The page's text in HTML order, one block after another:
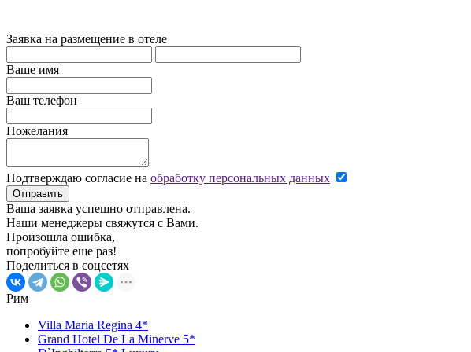
Заявка на размещение в отеле
Ваше имя
Ваш телефон
Пожелания
Подтверждаю согласие на обработку персональных данных
Отправить
Ваша заявка успешно отправлена.
Наши менеджеры свяжутся с Вами.
Произошла ошибка,
попробуйте еще раз!
Поделиться в соцсетях
Рим
Villa Maria Regina 4*
Grand Hotel De La Minerve 5*